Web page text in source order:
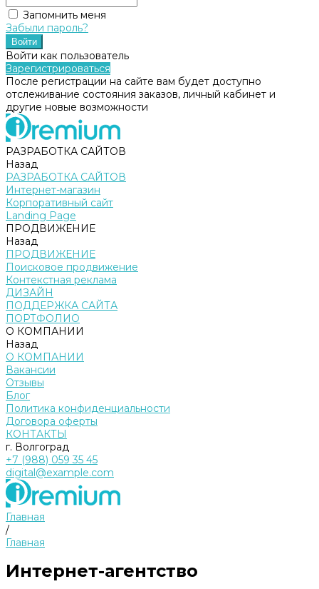
Запомнить меня
Забыли пароль?
Войти как пользователь
Зарегистрироваться
После регистрации на сайте вам будет доступно
отслеживание состояния заказов, личный кабинет и
другие новые возможности
РАЗРАБОТКА САЙТОВ
Назад
РАЗРАБОТКА САЙТОВ
Интернет-магазин
Корпоративный сайт
Landing Page
ПРОДВИЖЕНИЕ
Назад
ПРОДВИЖЕНИЕ
Поисковое продвижение
Контекстная реклама
ДИЗАЙН
ПОДДЕРЖКА САЙТА
ПОРТФОЛИО
О КОМПАНИИ
Назад
О КОМПАНИИ
Вакансии
Отзывы
Блог
Политика конфиденциальности
Договора оферты
КОНТАКТЫ
г. Волгоград
+7 (988) 059 35 45
digital@example.com
Главная
/
Главная
Интернет-агентство